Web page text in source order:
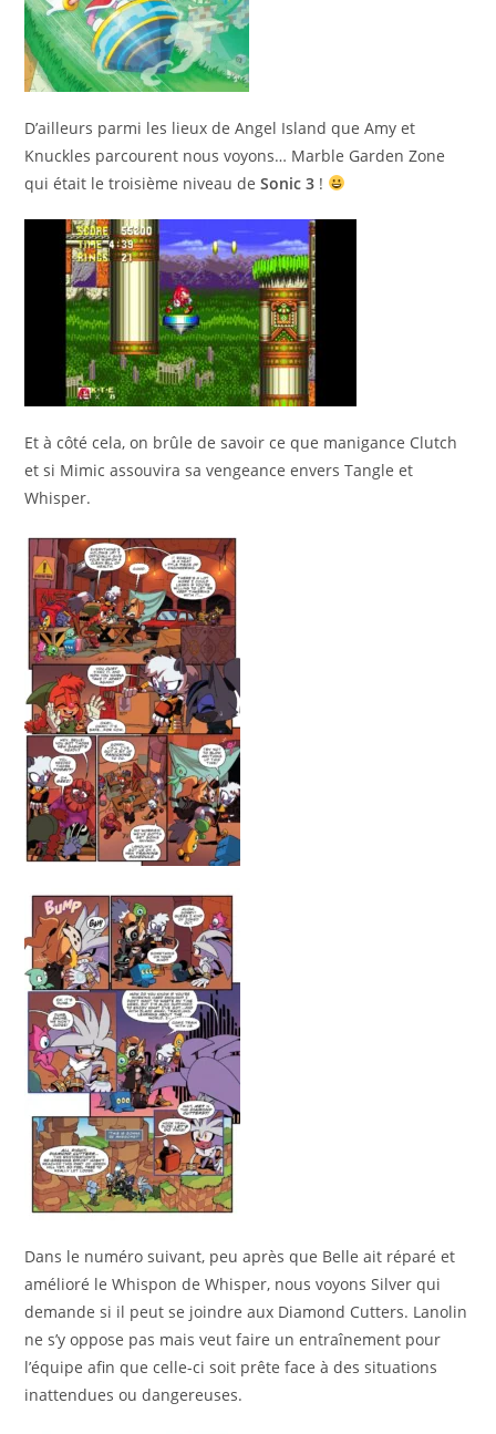
D’ailleurs parmi les lieux de Angel Island que Amy et
Knuckles parcourent nous voyons… Marble Garden Zone
qui était le troisième niveau deSonic 3 !
Et à côté cela, on brûle de savoir ce que manigance Clutch
et si Mimic assouvira sa vengeance envers Tangle et
Whisper.
Dans le numéro suivant, peu après que Belle ait réparé et
amélioré le Whispon de Whisper, nous voyons Silver qui
demande si il peut se joindre aux Diamond Cutters. Lanolin
ne s’y oppose pas mais veut faire un entraînement pour
l’équipe afin que celle-ci soit prête face à des situations
inattendues ou dangereuses.